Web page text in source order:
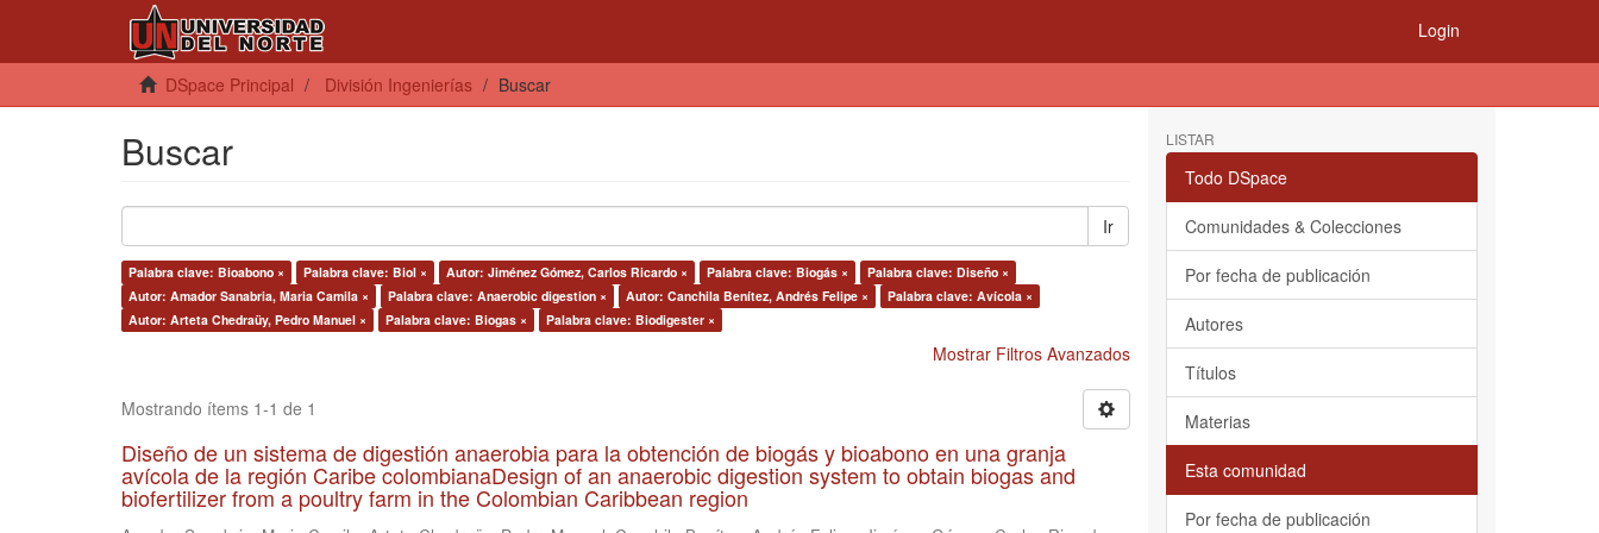
Login
DSpace Principal División Ingenierías Buscar
Buscar
Ir
Palabra clave: Bioabono × Palabra clave: Biol × Autor: Jiménez Gómez, Carlos Ricardo × Palabra clave: Biogás ×
Palabra clave: Diseño ×
Autor: Amador Sanabria, Maria Camila ×
Palabra clave: Anaerobic digestion × Autor: Canchila Benítez, Andrés Felipe ×
Palabra clave: Avícola ×
Autor: Arteta Chedraüy, Pedro Manuel ×
Palabra clave: Biogas × Palabra clave: Biodigester ×
Mostrar Filtros Avanzados
Mostrando ítems 1-1 de 1
Diseño de un sistema de digestión anaerobia para la obtención de biogás y bioabono en una granja
avícola de la región Caribe colombianaDesign of an anaerobic digestion system to obtain biogas and
biofertilizer from a poultry farm in the Colombian Caribbean region
LISTAR
Todo DSpace
Comunidades & Colecciones
Por fecha de publicación
Autores
Títulos
Materias
Esta comunidad
Por fecha de publicación